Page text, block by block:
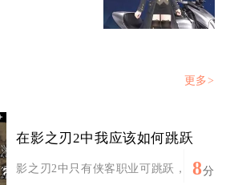
更多>
在影之刃2中我应该如何跳跃
影之刃2中只有侠客职业可跳跃，核心
8分